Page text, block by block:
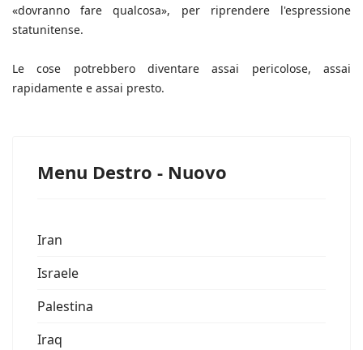
«dovranno fare qualcosa», per riprendere l'espressione
statunitense.
Le cose potrebbero diventare assai pericolose, assai
rapidamente e assai presto.
Menu Destro - Nuovo
Iran
Israele
Palestina
Iraq